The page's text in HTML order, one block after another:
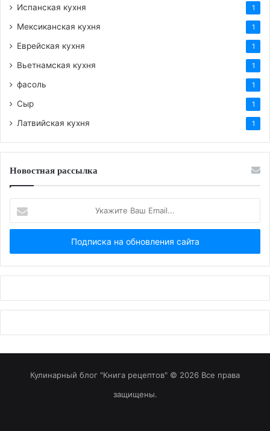
Испанская кухня 1
Мексиканская кухня 1
Еврейская кухня 1
Вьетнамская кухня 1
фасоль 1
Сыр 1
Латвийская кухня 1
Новостная рассылка
Ваш
Email...
Кулинарный блог "Книга рецептов" © 2026 Все права
защищены.